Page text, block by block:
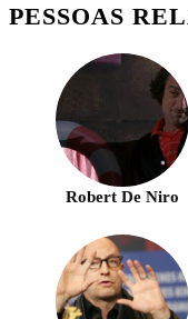
PESSOAS
Robert De Niro